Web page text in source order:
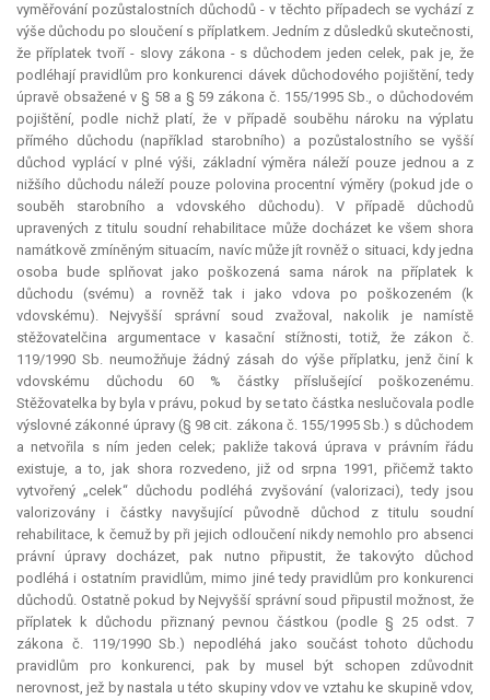
vyměřování pozůstalostních důchodů - v těchto případech se vychází z
výše důchodu po sloučení s příplatkem. Jedním z důsledků skutečnosti,
že příplatek tvoří - slovy zákona - s důchodem jeden celek, pak je, že
podléhají pravidlům pro konkurenci dávek důchodového pojištění, tedy
úpravě obsažené v § 58 a § 59 zákona č. 155/1995 Sb., o důchodovém
pojištění, podle nichž platí, že v případě souběhu nároku na výplatu
přímého důchodu (například starobního) a pozůstalostního se vyšší
důchod vyplácí v plné výši, základní výměra náleží pouze jednou a z
nižšího důchodu náleží pouze polovina procentní výměry (pokud jde o
souběh starobního a vdovského důchodu). V případě důchodů
upravených z titulu soudní rehabilitace může docházet ke všem shora
namátkově zmíněným situacím, navíc může jít rovněž o situaci, kdy jedna
osoba bude splňovat jako poškozená sama nárok na příplatek k
důchodu (svému) a rovněž tak i jako vdova po poškozeném (k
vdovskému). Nejvyšší správní soud zvažoval, nakolik je namístě
stěžovatelčina argumentace v kasační stížnosti, totiž, že zákon č.
119/1990 Sb. neumožňuje žádný zásah do výše příplatku, jenž činí k
vdovskému důchodu 60 % částky příslušející poškozenému.
Stěžovatelka by byla v právu, pokud by se tato částka neslučovala podle
výslovné zákonné úpravy (§ 98 cit. zákona č. 155/1995 Sb.) s důchodem
a netvořila s ním jeden celek; pakliže taková úprava v právním řádu
existuje, a to, jak shora rozvedeno, již od srpna 1991, přičemž takto
vytvořený „celek“ důchodu podléhá zvyšování (valorizaci), tedy jsou
valorizovány i částky navyšující původně důchod z titulu soudní
rehabilitace, k čemuž by při jejich odloučení nikdy nemohlo pro absenci
právní úpravy docházet, pak nutno připustit, že takovýto důchod
podléhá i ostatním pravidlům, mimo jiné tedy pravidlům pro konkurenci
důchodů. Ostatně pokud by Nejvyšší správní soud připustil možnost, že
příplatek k důchodu přiznaný pevnou částkou (podle § 25 odst. 7
zákona č. 119/1990 Sb.) nepodléhá jako součást tohoto důchodu
pravidlům pro konkurenci, pak by musel být schopen zdůvodnit
nerovnost, jež by nastala u této skupiny vdov ve vztahu ke skupině vdov,